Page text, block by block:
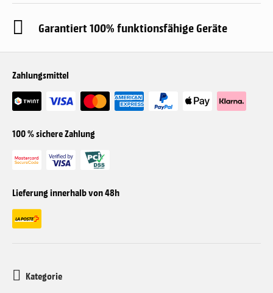
Garantiert 100% funktionsfähige Geräte
Zahlungsmittel
100 % sichere Zahlung
Lieferung innerhalb von 48h
Kategorie